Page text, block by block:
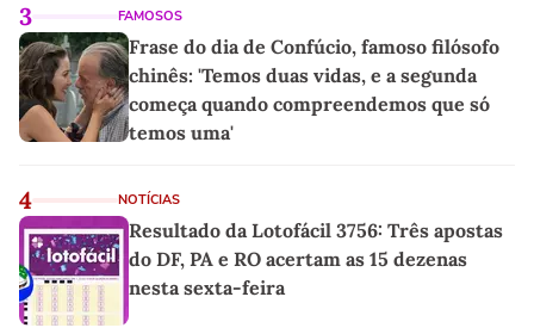
3 FAMOSOS
Frase do dia de Confúcio, famoso filósofo
chinês: 'Temos duas vidas, e a segunda
começa quando compreendemos que só
temos uma'
4 NOTÍCIAS
Resultado da Lotofácil 3756: Três apostas
do DF, PA e RO acertam as 15 dezenas
nesta sexta-feira